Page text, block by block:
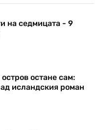
на седмицата - 9
остане сам:
исландския роман